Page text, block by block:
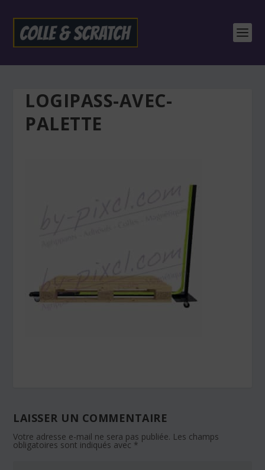
LOGIPASS-AVEC-
PALETTE
LAISSER UN COMMENTAIRE
Votre adresse e-mail ne sera pas publiée. Les champs
obligatoires sont indiqués avec *